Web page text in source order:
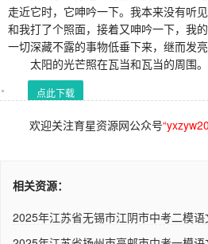
走近它时，它呻吟一下。我本来没有听
和我打了个照面，接着又呻吟一下，我
一切深藏不露的事物低垂下来，继而发亮
太阳的光芒照在瓦当和瓦当的周围。
点此下载
欢迎关注育星资源网公众号
相关资源：
2025年江苏省无锡市江阴市中考二模